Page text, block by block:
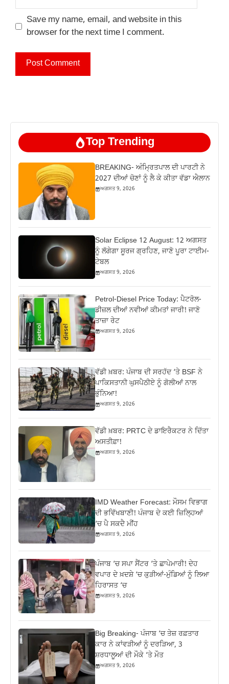
Save my name, email, and website in this
browser for the next time I comment.
Top Trending
BREAKING- ਅੰਮ੍ਰਿਤਪਾਲ ਦੀ ਪਾਰਟੀ ਨੇ
2027 ਦੀਆਂ ਚੋਣਾਂ ਨੂੰ ਲੈ ਕੇ ਕੀਤਾ ਵੱਡਾ ਐਲਾਨ
ਅਗਸਤ 9, 2026
Solar Eclipse 12 August: 12 ਅਗਸਤ
ਨੂੰ ਲੱਗੇਗਾ ਸੂਰਜ ਗ੍ਰਹਿਣ, ਜਾਣੋ ਪੂਰਾ ਟਾਈਮ-
ਟੇਬਲ
ਅਗਸਤ 9, 2026
Petrol-Diesel Price Today: ਪੈਟਰੋਲ-
ਡੀਜ਼ਲ ਦੀਆਂ ਨਵੀਆਂ ਕੀਮਤਾਂ ਜਾਰੀ! ਜਾਣੋ
ਤਾਜ਼ਾ ਰੇਟ
ਅਗਸਤ 9, 2026
ਵੱਡੀ ਖ਼ਬਰ: ਪੰਜਾਬ ਦੀ ਸਰਹੱਦ ‘ਤੇ BSF ਨੇ
ਪਾਕਿਸਤਾਨੀ ਘੁਸਪੈਠੀਏ ਨੂੰ ਗੋਲੀਆਂ ਨਾਲ
ਭੁੰਨਿਆ!
ਅਗਸਤ 9, 2026
ਵੱਡੀ ਖ਼ਬਰ: PRTC ਦੇ ਡਾਇਰੈਕਟਰ ਨੇ ਦਿੱਤਾ
ਅਸਤੀਫ਼ਾ!
ਅਗਸਤ 9, 2026
IMD Weather Forecast: ਮੌਸਮ ਵਿਭਾਗ
ਦੀ ਭਵਿੱਖਬਾਣੀ! ਪੰਜਾਬ ਦੇ ਕਈ ਜ਼ਿਲ੍ਹਿਆਂ
‘ਚ ਪੈ ਸਕਦੈ ਮੀਂਹ
ਅਗਸਤ 9, 2026
ਪੰਜਾਬ ‘ਚ ਸਪਾ ਸੈਂਟਰ ‘ਤੇ ਛਾਪੇਮਾਰੀ! ਦੇਹ
ਵਪਾਰ ਦੇ ਖ਼ਦਸ਼ੇ ‘ਚ ਕੁੜੀਆਂ-ਮੁੰਡਿਆਂ ਨੂੰ ਲਿਆ
ਹਿਰਾਸਤ ‘ਚ
ਅਗਸਤ 9, 2026
Big Breaking- ਪੰਜਾਬ ‘ਚ ਤੇਜ਼ ਰਫ਼ਤਾਰ
ਕਾਰ ਨੇ ਕਾਂਵੜੀਆਂ ਨੂੰ ਦਰੜਿਆ, 3
ਸ਼ਰਧਾਲੂਆਂ ਦੀ ਮੌਕੇ ‘ਤੇ ਮੌਤ
ਅਗਸਤ 9, 2026